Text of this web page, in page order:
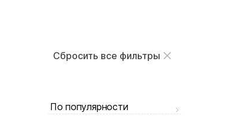
Сбросить все фильтры
По популярности